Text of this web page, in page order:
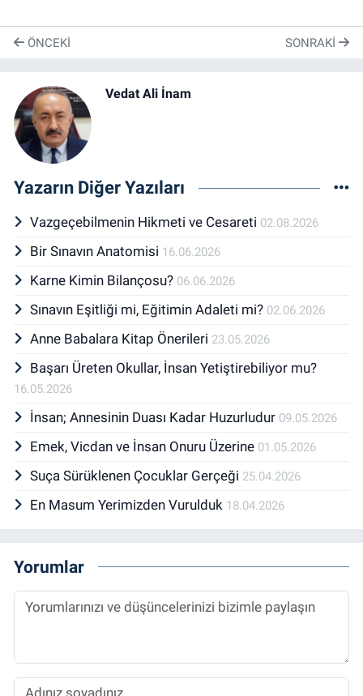
ÖNCEKI SONRAKI
Vedat Ali İnam
Yazarın Diğer Yazıları
Vazgeçebilmenin Hikmeti ve Cesareti 02.08.2026
Bir Sınavın Anatomisi 16.06.2026
Karne Kimin Bilançosu? 06.06.2026
Sınavın Eşitliği mi, Eğitimin Adaleti mi? 02.06.2026
Anne Babalara Kitap Önerileri 23.05.2026
Başarı Üreten Okullar, İnsan Yetiştirebiliyor mu?
16.05.2026
İnsan; Annesinin Duası Kadar Huzurludur 09.05.2026
Emek, Vicdan ve İnsan Onuru Üzerine 01.05.2026
Suça Sürüklenen Çocuklar Gerçeği 25.04.2026
En Masum Yerimizden Vurulduk 18.04.2026
Yorumlar